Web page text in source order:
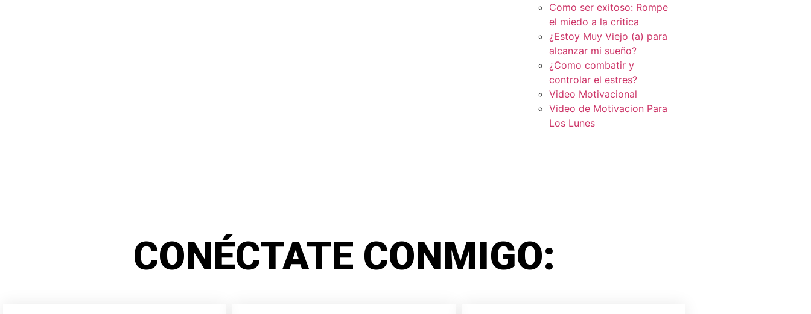
Como ser exitoso: Rompe
el miedo a la critica
¿Estoy Muy Viejo (a) para
alcanzar mi sueño?
¿Como combatir y
controlar el estres?
Video Motivacional
Video de Motivacion Para
Los Lunes
CONÉCTATE CONMIGO: